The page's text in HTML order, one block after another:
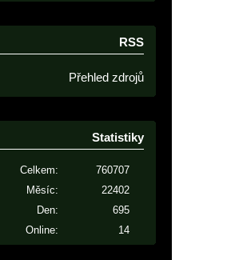
RSS
Přehled zdrojů
Statistiky
Online: 14
Celkem:
760707
Měsíc:
22402
Den:
695